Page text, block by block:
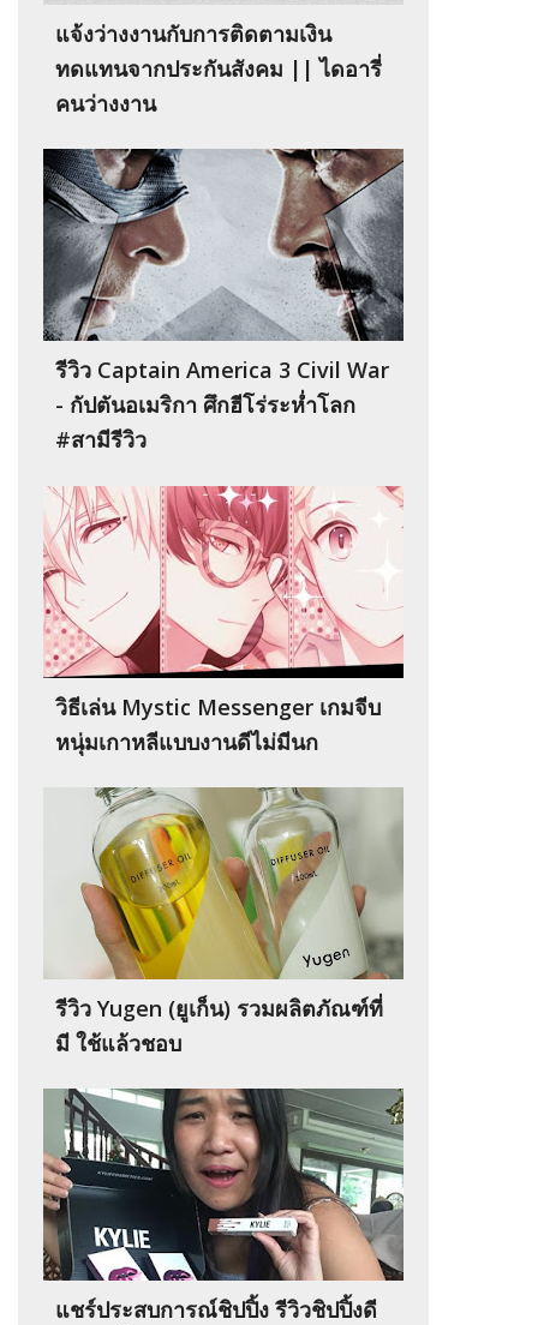
แจ้งว่างงานกับการติดตามเงิน
ทดแทนจากประกันสังคม || ไดอารี่
คนว่างงาน
รีวิว Captain America 3 Civil War
- กัปตันอเมริกา ศึกฮีโร่ระห่ำโลก
#สามีรีวิว
วิธีเล่น Mystic Messenger เกมจีบ
หนุ่มเกาหลีแบบงานดีไม่มีนก
รีวิว Yugen (ยูเก็น) รวมผลิตภัณฑ์ที่
มี ใช้แล้วชอบ
แชร์ประสบการณ์ชิปปิ้ง รีวิวชิปปิ้งดี